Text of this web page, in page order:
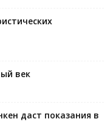
век
даст показания в